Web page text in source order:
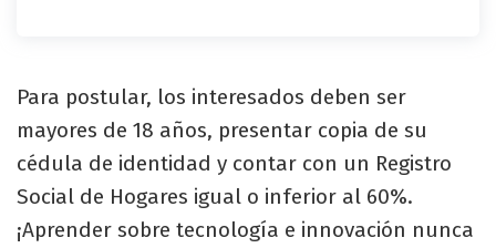
Para postular, los interesados deben ser
mayores de 18 años, presentar copia de su
cédula de identidad y contar con un Registro
Social de Hogares igual o inferior al 60%.
¡Aprender sobre tecnología e innovación nunca